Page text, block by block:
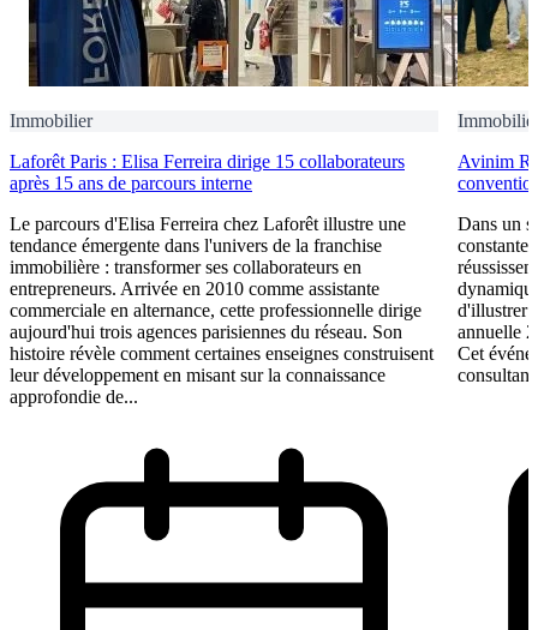
Immobilier
Laforêt Paris : Elisa Ferreira dirige 15 collaborateurs
après 15 ans de parcours interne
Le parcours d'Elisa Ferreira chez Laforêt illustre une
tendance émergente dans l'univers de la franchise
immobilière : transformer ses collaborateurs en
entrepreneurs. Arrivée en 2010 comme assistante
commerciale en alternance, cette professionnelle dirige
aujourd'hui trois agences parisiennes du réseau. Son
histoire révèle comment certaines enseignes construisent
leur développement en misant sur la connaissance
approfondie de...
Avinim
Dans un
constante
d'illustrer
annuelle
Cet